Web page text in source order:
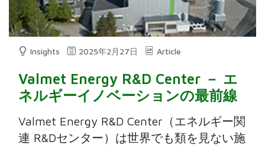
Insights 2025年2月27日 Article
Valmet Energy R&D Center － エ
ネルギーイノベーションの最前線
Valmet Energy R&D Center（エネルギー関
連 R&Dセンター）は世界でも類を見ない施